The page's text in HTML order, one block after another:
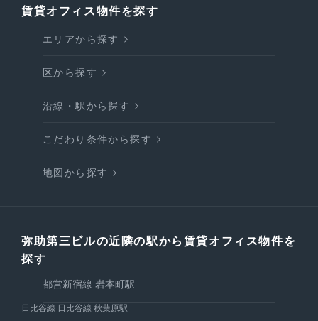
賃貸オフィス物件を探す
エリアから探す
区から探す
沿線・駅から探す
こだわり条件から探す
地図から探す
弥助第三ビルの近隣の駅から賃貸オフィス物件を
探す
都営新宿線 岩本町駅
日比谷線 日比谷線 秋葉原駅